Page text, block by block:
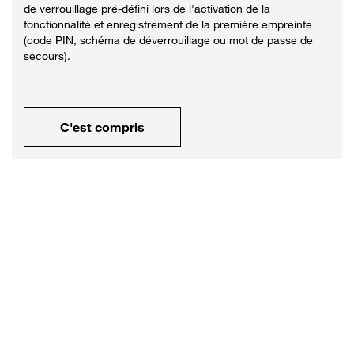
de verrouillage pré-défini lors de l'activation de la
fonctionnalité et enregistrement de la première empreinte
(code PIN, schéma de déverrouillage ou mot de passe de
secours).
C'est compris